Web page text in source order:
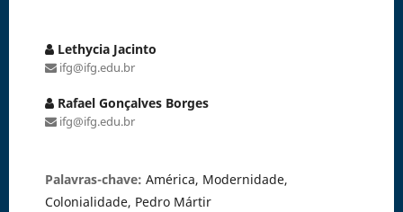
Lethycia Jacinto
ifg@ifg.edu.br
Rafael Gonçalves Borges
ifg@ifg.edu.br
Palavras-chave: América, Modernidade,
Colonialidade, Pedro Mártir